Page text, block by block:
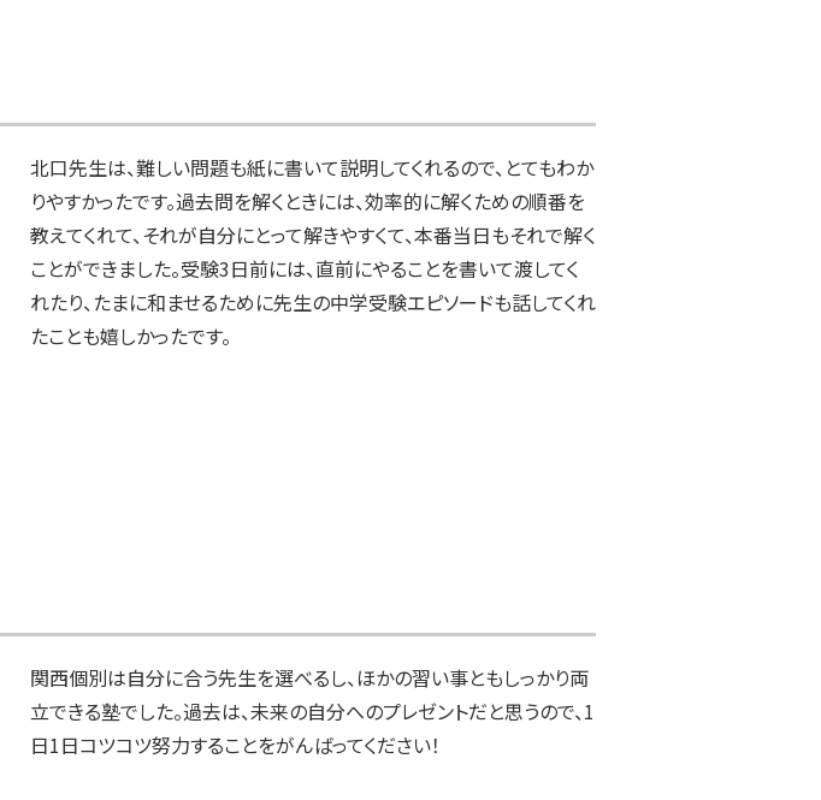
北口先生は、難しい問題も紙に書いて説明してくれるので、とてもわか
りやすかったです。過去問を解くときには、効率的に解くための順番を
教えてくれて、それが自分にとって解きやすくて、本番当日もそれで解く
ことができました。受験3日前には、直前にやることを書いて渡してく
れたり、たまに和ませるために先生の中学受験エピソードも話してくれ
たことも嬉しかったです。
関西個別は自分に合う先生を選べるし、ほかの習い事ともしっかり両
立できる塾でした。過去は、未来の自分へのプレゼントだと思うので、1
日1日コツコツ努力することをがんばってください！